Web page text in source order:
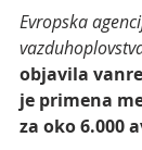
Evropska
objavila
je primena
za oko 6.000